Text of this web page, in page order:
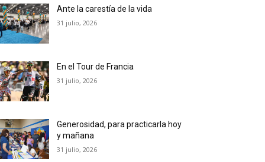
Ante la carestía de la vida
31 julio, 2026
En el Tour de Francia
31 julio, 2026
Generosidad, para practicarla hoy
y mañana
31 julio, 2026